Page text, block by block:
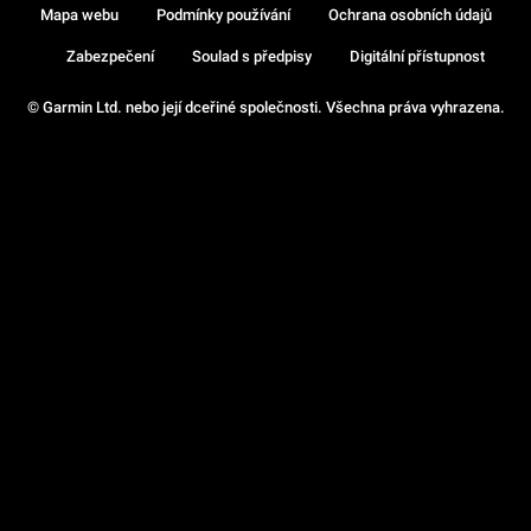
© Garmin Ltd. nebo její dceřiné společnosti. Všechna práva vyhrazena.
Mapa webu Podmínky používání Ochrana osobních údajů
Zabezpečení Soulad s předpisy Digitální přístupnost